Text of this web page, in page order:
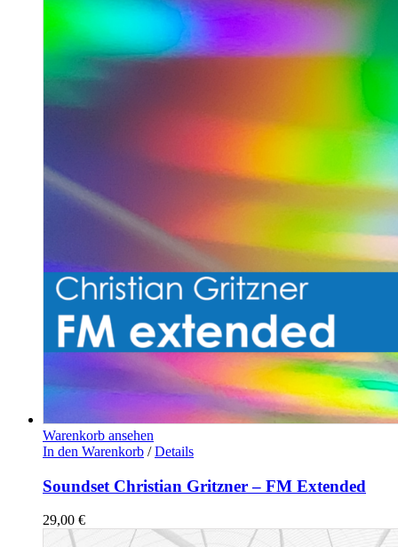
Warenkorb ansehen
In den Warenkorb / Details
Soundset Christian Gritzner – FM Extended
29,00 €